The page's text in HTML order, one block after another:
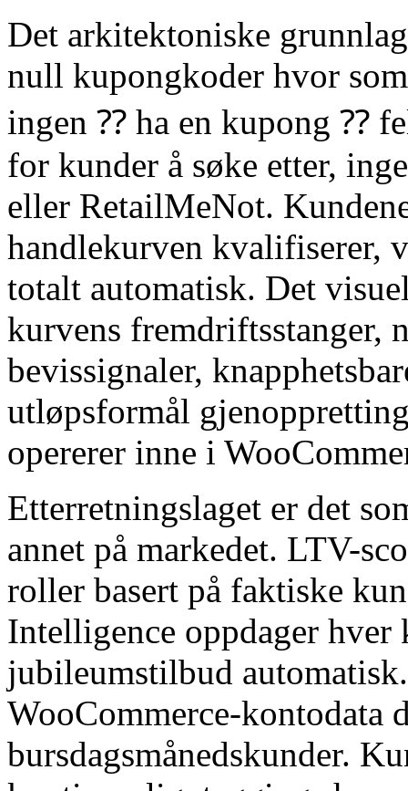
Det arkitektoniske
null kupongkoder hvor
ingen ⁇ ha en kupong ⁇
for kunder å søke etter,
eller RetailMeNot.
handlekurven kvalifiserer,
totalt automatisk. Det
kurvens fremdriftsstanger,
bevissignaler,
utløpsformål
opererer inne i
Etterretningslaget er det
annet på markedet. LTV-
roller basert på faktiske
Intelligence oppdager hver
jubileumstilbud
WooCommerce-kontodata
bursdagsmånedskunder.